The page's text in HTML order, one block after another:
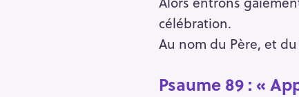
célébration.
Au nom du Père, et du
Psaume 89 : «